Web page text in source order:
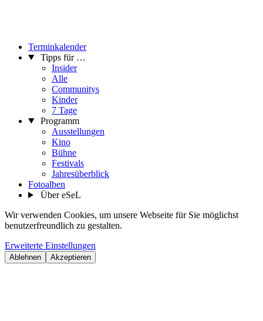
Terminkalender
Tipps für …
Insider
Alle
Communitys
Kinder
7 Tage
Programm
Ausstellungen
Kino
Bühne
Festivals
Jahresüberblick
Fotoalben
Über eSeL
Wir verwenden Cookies, um unsere Webseite für Sie möglichst
benutzerfreundlich zu gestalten.
Erweiterte Einstellungen
Ablehnen Akzeptieren